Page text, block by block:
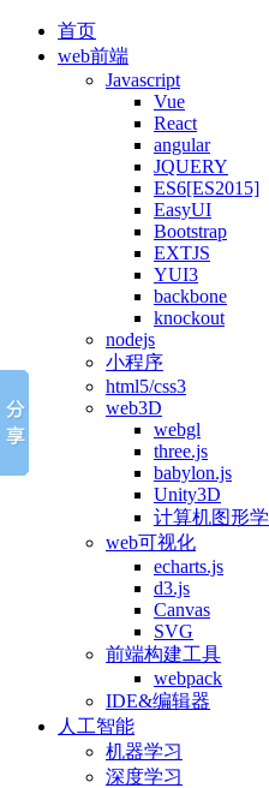
首页
web前端
Javascript
Vue
React
angular
JQUERY
ES6[ES2015]
EasyUI
Bootstrap
EXTJS
YUI3
backbone
knockout
nodejs
小程序
html5/css3
web3D
webgl
three.js
babylon.js
Unity3D
计算机图形学
web可视化
echarts.js
d3.js
Canvas
SVG
前端构建工具
webpack
IDE&编辑器
人工智能
机器学习
深度学习